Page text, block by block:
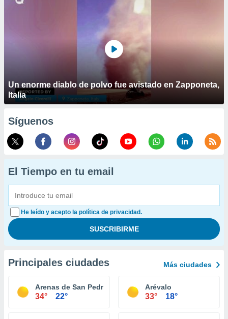
Un enorme diablo de polvo fue avistado en Zapponeta,
Italia
Síguenos
El Tiempo en tu email
He leído y acepto la política de privacidad.
Principales ciudades Más ciudades
Arenas de San Pedro
34° 22°
Arévalo
33° 18°